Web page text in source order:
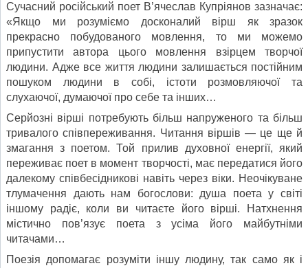
Сучасний російський поет В’ячеслав Купріянов зазначає:
«Якщо ми розуміємо досконалий вірш як зразок
прекрасно побудованого мовлення, то ми можемо
припустити автора цього мовлення взірцем творчої
людини. Адже все життя лю­дини залишається постійним
пошуком людини в собі, істоти розмовляючої та
слухаючої, думаючої про себе та інших…
Серйозні вірші потребують більш напруженого та більш
тривалого співпереживання. Читання віршів — це ще й
зма­гання з поетом. Той прилив духовної енергії, який
переживає поет в момент творчості, має передатися його
далекому спів­бесідникові навіть через віки. Неочікуване
тлумачення дають нам богослови: душа поета у світі
іншому радіє, коли ви чи­таєте його вірші. Натхнення
містично пов’язує поета з усіма його майбутніми
читачами…
Поезія допомагає розуміти іншу людину, так само як і